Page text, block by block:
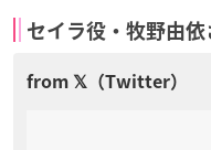
セイラ役・牧野由依